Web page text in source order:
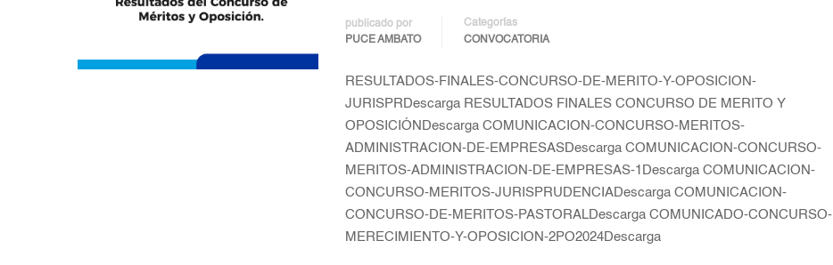
publicado por
PUCE AMBATO
Categorías
CONVOCATORIA
RESULTADOS-FINALES-CONCURSO-DE-MERITO-Y-OPOSICION-
JURISPRDescarga RESULTADOS FINALES CONCURSO DE MERITO Y
OPOSICIÓNDescarga COMUNICACION-CONCURSO-MERITOS-
ADMINISTRACION-DE-EMPRESASDescarga COMUNICACION-CONCURSO-
MERITOS-ADMINISTRACION-DE-EMPRESAS-1Descarga COMUNICACION-
CONCURSO-MERITOS-JURISPRUDENCIADescarga COMUNICACION-
CONCURSO-DE-MERITOS-PASTORALDescarga COMUNICADO-CONCURSO-
MERECIMIENTO-Y-OPOSICION-2PO2024Descarga